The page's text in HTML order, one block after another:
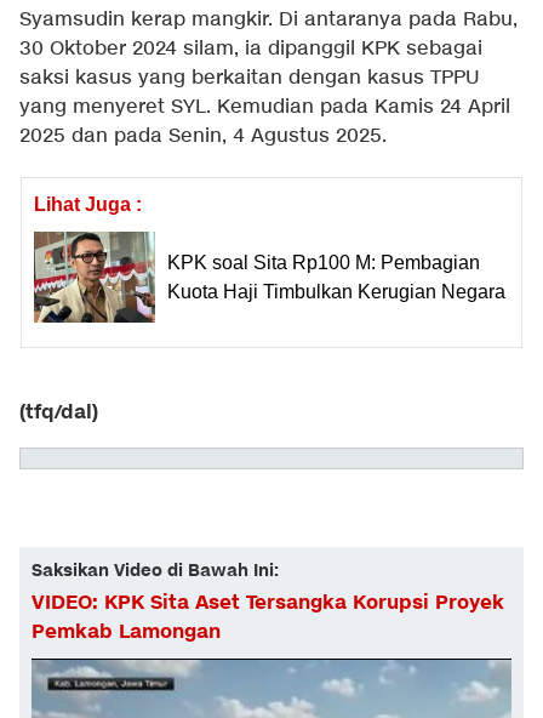
Syamsudin kerap mangkir. Di antaranya pada Rabu,
30 Oktober 2024 silam, ia dipanggil KPK sebagai
saksi kasus yang berkaitan dengan kasus TPPU
yang menyeret SYL. Kemudian pada Kamis 24 April
2025 dan pada Senin, 4 Agustus 2025.
Lihat Juga :
KPK soal Sita Rp100 M: Pembagian
Kuota Haji Timbulkan Kerugian Negara
(tfq/dal)
Saksikan Video di Bawah Ini:
VIDEO: KPK Sita Aset Tersangka Korupsi Proyek
Pemkab Lamongan